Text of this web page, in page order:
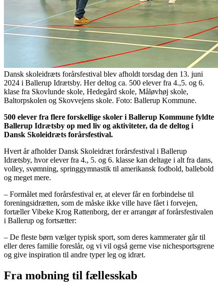
Dansk skoleidræts forårsfestival blev afholdt torsdag den 13. juni
2024 i Ballerup Idrætsby. Her deltog ca. 500 elever fra 4.,5. og 6.
klase fra Skovlunde skole, Hedegård skole, Måløvhøj skole,
Baltorpskolen og Skovvejens skole. Foto: Ballerup Kommune.
500 elever fra flere forskellige skoler i Ballerup Kommune fyldte
Ballerup Idrætsby op med liv og aktiviteter, da de deltog i
Dansk Skoleidræts forårsfestival.
Hvert år afholder Dansk Skoleidræt forårsfestival i Ballerup
Idrætsby, hvor elever fra 4., 5. og 6. klasse kan deltage i alt fra dans,
volley, svømning, springgymnastik til amerikansk fodbold, ballebold
og meget mere.
– Formålet med forårsfestival er, at elever får en forbindelse til
foreningsidrætten, som de måske ikke ville have fået i forvejen,
fortæller Vibeke Krog Rattenborg, der er arrangør af forårsfestivalen
i Ballerup og fortsætter:
– De fleste børn vælger typisk sport, som deres kammerater går til
eller deres familie foreslår, og vi vil også gerne vise nichesportsgrene
og give inspiration til andre typer leg og idræt.
Fra mobning til fællesskab